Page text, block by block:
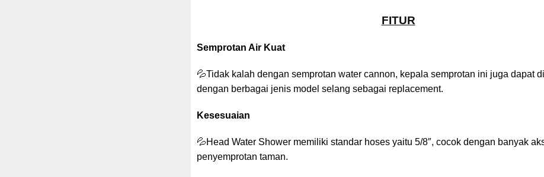
FITUR
Semprotan Air Kuat
💦Tidak kalah dengan semprotan water cannon, kepala semprotan ini juga dapat
dengan berbagai jenis model selang sebagai replacement.
Kesesuaian
💦Head Water Shower memiliki standar hoses yaitu 5/8″, cocok dengan banyak
penyemprotan taman.